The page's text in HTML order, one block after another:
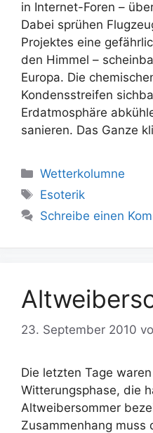
in Internet-Foren –
Dabei sprühen
Projektes eine
den Himmel –
Europa. Die
Kondensstreifen
Erdatmosphäre
sanieren. Das Ganze
Kategorien
Wetterkolumne
Schlagwörter
Esoterik
Schreibe einen
23. September 2010
Die letzten Tage
Witterungsphase, die
Altweibersommer
Zusammenhang muss